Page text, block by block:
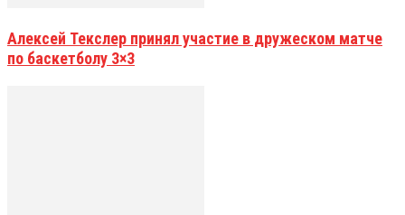
Алексей Текслер принял участие в дружеском матче
по баскетболу 3×3